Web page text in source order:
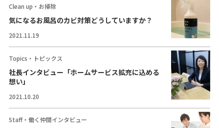
サービス一覧
ご契約者さま限定サ
会社紹介
お知らせ
Clean up・お掃除
気になるお風呂のカビ対策どうしていますか？
2021.11.19
Topics・トピックス
社長インタビュー「ホームサービス拡充に込める
想い」
2021.10.20
Staff・働く仲間インタビュー